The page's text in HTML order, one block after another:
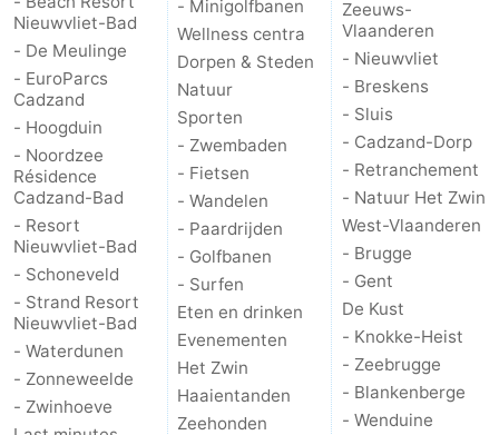
Natuur
Het
Zwin
West-
Vlaanderen
-
Brugge
-
Gent
De
Kust
-
Knokke-
Heist
-
Zeebrugge
-
Blankenberge
-
Wenduine
Weer
Nieuwvliet-Bad
- De Meulinge
- EuroParcs
Cadzand
- Hoogduin
- Noordzee
Résidence
Cadzand-Bad
- Resort
Nieuwvliet-Bad
- Schoneveld
- Strand Resort
Nieuwvliet-Bad
- Waterdunen
- Zonneweelde
- Zwinhoeve
- Minigolfbanen
Wellness centra
Dorpen & Steden
Natuur
Sporten
- Zwembaden
- Fietsen
- Wandelen
- Paardrijden
- Golfbanen
- Surfen
Eten en drinken
Evenementen
Het Zwin
Haaientanden
Zeehonden
Zeeuws-
Vlaanderen
- Nieuwvliet
- Breskens
- Sluis
- Cadzand-Dorp
- Retranchement
- Natuur Het Zwin
West-Vlaanderen
- Brugge
- Gent
De Kust
- Knokke-Heist
- Zeebrugge
- Blankenberge
- Wenduine